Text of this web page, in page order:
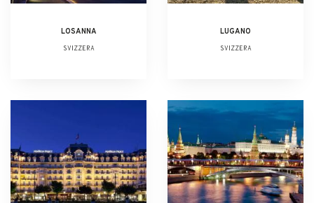
LOSANNA
SVIZZERA
LUGANO
SVIZZERA